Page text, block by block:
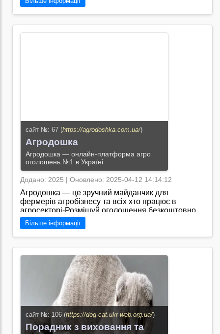
оформлюють необхідні медичні документи
включаючи медичні довідки та медичні книжки. Ми
забезпечуємо комфортні умови обстеження та
швидке оформлення результатів допомагаючи
сайт №: 67 (https://agrodoshka.com.ua/)
Агродошка
Агродошка — онлайн-платформа агро
оголошень №1 в Україні
Додано: 2025 | Оновлено: 2025-04-12 14:14:12
Агродошка — це зручний майданчик для
фермерів агробізнесу та всіх хто працює в
агросекторі-Розміщуй оголошення безкоштовно
знаходь перевірених партнерів та будь на крок
попереду в агросфері-Продаж і купівля
агротехніки та запчастин-Пропозиції зернових
добрив засобів захисту рослин та ветеринарії-
Оренда землі та послуги агросектору-Простий
інтерфейс швидкий пошук актуальні пропозиції/
Перейти на сайт →
Більше інформації
сайт №: 106 (https://dog-cat.ukr-web.org.ua/)
Порадник з виховання та